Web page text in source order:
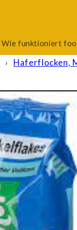
Wie funktioniert
› Haferflocken,